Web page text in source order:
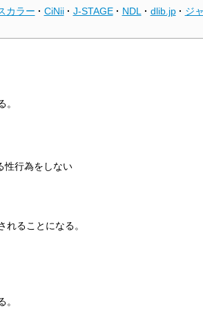
カラー · CiNii · J-STAGE · NDL · dlib.jp · ジ
。
性行為をしない
れることになる。
。